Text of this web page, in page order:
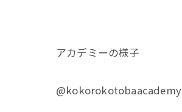
アカデミーの様子
@kokorokotobaacademy